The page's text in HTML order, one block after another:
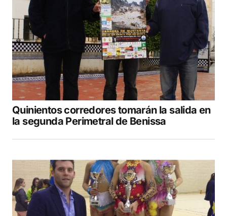
Your E-mail
Guarda mi nombre, correo electrónico y web
en este navegador para la próxima vez que
comente.
COMENTAR
Quinientos corredores tomarán la salida en
la segunda Perimetral de Benissa